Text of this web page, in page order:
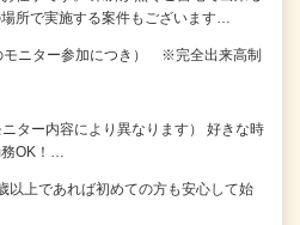
所で実施する案件もございます…
モニター参加につき） ※完全出来高制
ター内容により異なります） 好きな時
務OK！…
上であれば初めての方も安心して始